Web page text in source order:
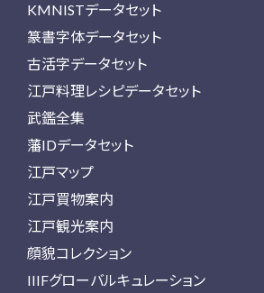
KMNISTデータセット
篆書字体データセット
古活字データセット
江戸料理レシピデータセット
武鑑全集
藩IDデータセット
江戸マップ
江戸買物案内
江戸観光案内
顔貌コレクション
IIIFグローバルキュレーション